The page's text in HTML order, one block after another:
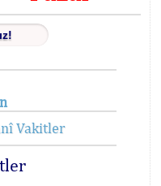
Vakitler